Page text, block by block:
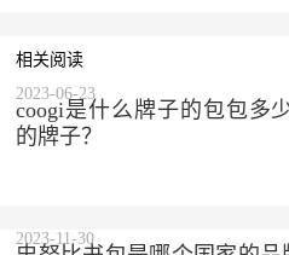
相关阅读
coogi是什么牌子的包包多
的牌子？
2023-06-23
2023-11-30